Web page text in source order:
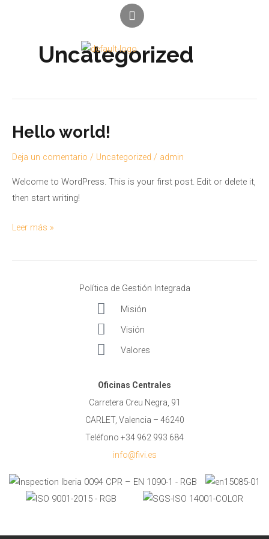
L
i
k
e
n
Uncategorized
Hello world!
Deja un comentario / Uncategorized / admin
Welcome to WordPress. This is your first post. Edit or delete it,
then start writing!
Hello
Leer más »
Política de Gestión Integrada
Misión
Visión
Valores
Oficinas Centrales
Carretera Creu Negra, 91
CARLET, Valencia – 46240
Teléfono +34 962 993 684
info@fivi.es